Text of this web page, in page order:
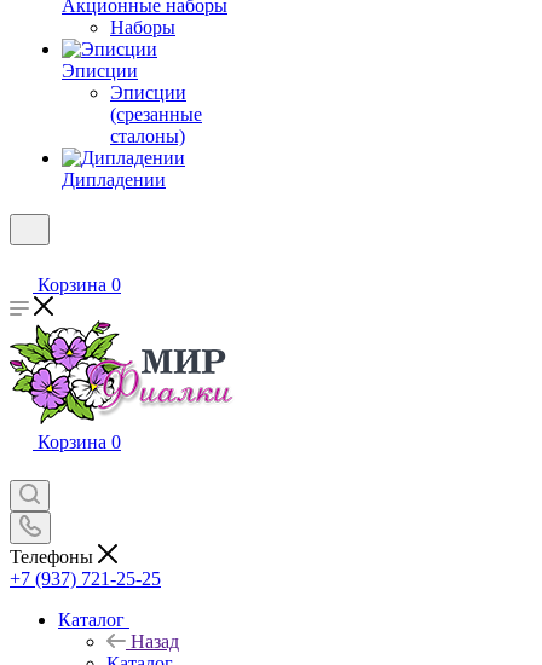
Акционные наборы
Наборы
Эписции
Эписции
(срезанные
сталоны)
Дипладении
Корзина 0
Корзина 0
Телефоны
+7 (937) 721-25-25
Каталог
Назад